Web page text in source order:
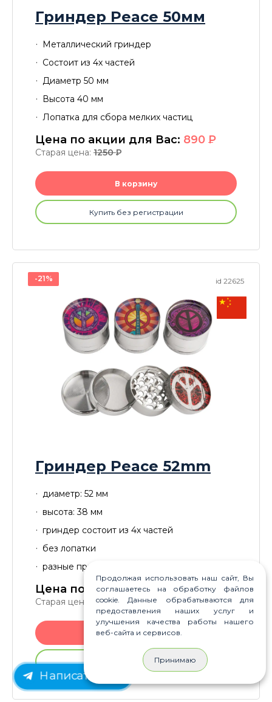
Гриндер Peace 50мм
Металлический гриндер
Состоит из 4х частей
Диаметр 50 мм
Высота 40 мм
Лопатка для сбора мелких частиц
Цена по акции для Вас: 890 P
Старая цена: 1250P
В корзину
Купить без регистрации
id 22625
-21%
Гриндер Peace 52mm
диаметр: 52 мм
высота: 38 мм
гриндер состоит из 4х частей
без лопатки
разные принты
Цена по акции для Вас:750 P
Старая цена: 950P
В корзину
Купить без регистрации
Написать нам
Продолжая использовать наш сайт, Вы
соглашаетесь на обработку файлов
cookie. Данные обрабатываются для
предоставления наших услуг и
улучшения качества работы нашего
веб-сайта и сервисов.
Принимаю